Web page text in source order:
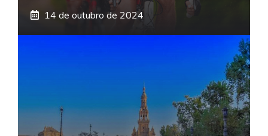
14 de outubro de 2024